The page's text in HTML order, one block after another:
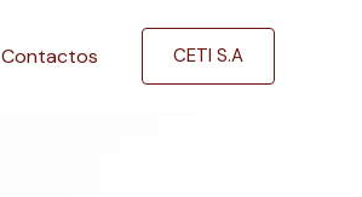
Contactos CETI S.A